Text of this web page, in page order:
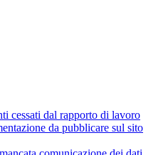
cessati dal rapporto di lavoro
da pubblicare sul sito